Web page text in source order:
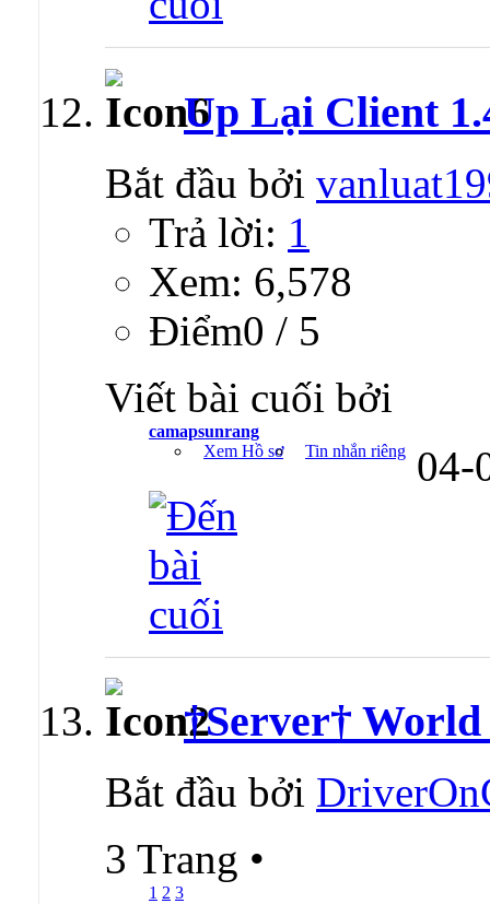
Up Lại Client
Bắt đầu bởi
Trả lời: 1
Xem: 6,578
Ðiểm0 / 5
Viết bài cuối bởi
camapsunrang
Xem Hồ sơ
Tin nhắn riêng 04-
†Server†
Bắt đầu bởi
3 Trang •
1 2 3